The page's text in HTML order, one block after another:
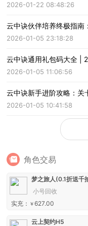
2026-01-22 08:48:26
云中诀伙伴培养终极指南
2026-01-05 23:18:28
云中诀通用礼包码大全 |
2026-01-05 11:06:56
云中诀新手进阶攻略：关
2026-01-05 10:41:58
角色交易
梦之旅人(0.1折送千
小号回收
实充： ￥627.00
云上契约H5